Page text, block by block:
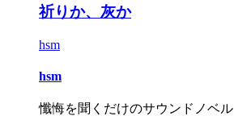
祈りか、灰か
hsm
hsm
懺悔を聞くだけのサウンドノベル